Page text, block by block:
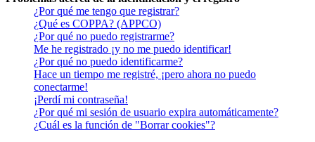
¿Por qué me tengo que registrar?
¿Qué es COPPA? (APPCO)
¿Por qué no puedo registrarme?
Me he registrado ¡y no me puedo identificar!
¿Por qué no puedo identificarme?
Hace un tiempo me registré, ¡pero ahora no puedo
conectarme!
¡Perdí mi contraseña!
¿Por qué mi sesión de usuario expira automáticamente?
¿Cuál es la función de "Borrar cookies"?